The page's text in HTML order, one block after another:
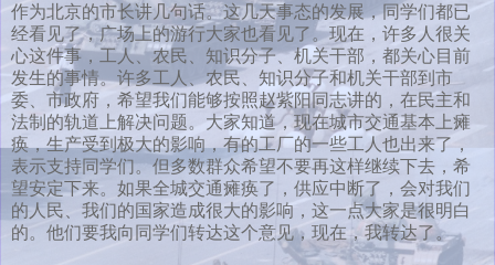
作为北京的市长讲几句话。这几天事态的发展，同学们都已
经看见了，广场上的游行大家也看见了。现在，许多人很关
心这件事，工人、农民、知识分子、机关干部，都关心目前
发生的事情。许多工人、农民、知识分子和机关干部到市
委、市政府，希望我们能够按照赵紫阳同志讲的，在民主和
法制的轨道上解决问题。大家知道，现在城市交通基本上瘫
痪，生产受到极大的影响，有的工厂的一些工人也出来了，
表示支持同学们。但多数群众希望不要再这样继续下去，希
望安定下来。如果全城交通瘫痪了，供应中断了，会对我们
的人民、我们的国家造成很大的影响，这一点大家是很明白
的。他们要我向同学们转达这个意见，现在，我转达了。